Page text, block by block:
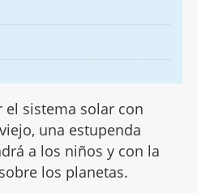
el sistema solar con
una estupenda
a los niños y con la
los planetas.